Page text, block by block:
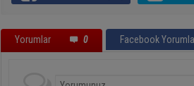
Yorumlar 0 Facebook